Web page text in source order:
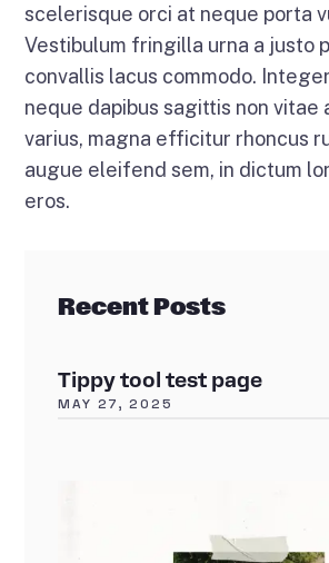
scelerisque orci at neque porta
Vestibulum fringilla urna a justo
convallis lacus commodo.
neque dapibus sagittis non vitae
varius, magna efficitur rhoncus
augue eleifend sem, in dictum
eros.
Recent Posts
Tippy tool test page
MAY 27, 2025